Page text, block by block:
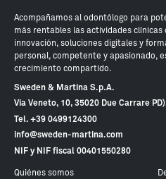
Acompañamos al odontólogo para
más rentables las actividades clínicas
innovación, soluciones digitales y
personal, competente y apasionado,
crecimiento compartido.
Sweden & Martina S.p.A.
Via Veneto, 10, 35020 Due Carrare
Tel. +39 0499124300
info@sweden-martina.com
NIF y NIF fiscal 00401550280
Quiénes somos